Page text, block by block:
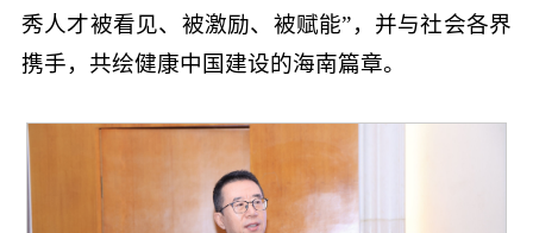
秀人才被看见、被激励、被赋能”，并与社会各界
携手，共绘健康中国建设的海南篇章。